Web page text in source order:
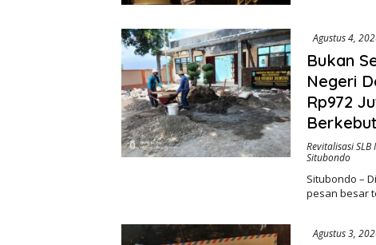
Agustus 4,
Bukan
Negeri
Rp972
Revitalisasi
Situbondo
Situbondo –
pesan besar
Agustus 3,